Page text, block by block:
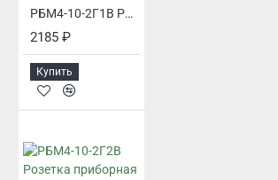
РБМ4-10-2Г1В Розетка приборная
2185 ₽
Купить